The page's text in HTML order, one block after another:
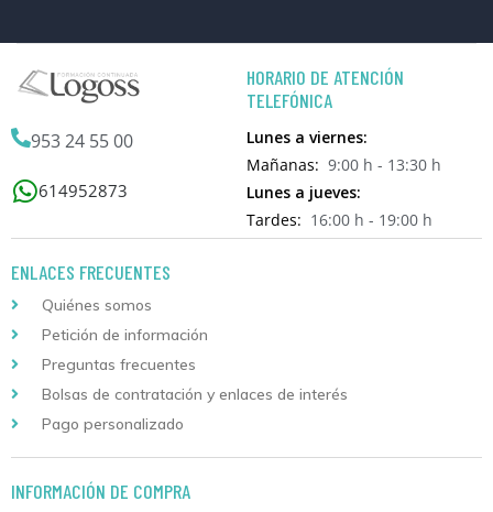
953 24 55 00
614952873
HORARIO DE ATENCIÓN
TELEFÓNICA
Lunes a viernes:
Mañanas: 9:00 h - 13:30 h
Lunes a jueves:
Tardes: 16:00 h - 19:00 h
ENLACES FRECUENTES
Quiénes somos
Petición de información
Preguntas frecuentes
Bolsas de contratación y enlaces de interés
Pago personalizado
INFORMACIÓN DE COMPRA